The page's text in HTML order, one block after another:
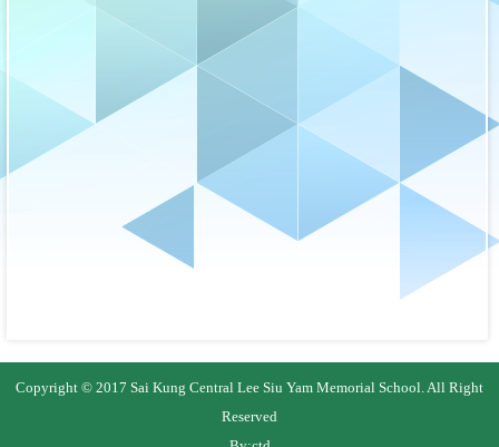
Copyright © 2017 Sai Kung Central Lee Siu Yam Memorial School. All Right
Reserved